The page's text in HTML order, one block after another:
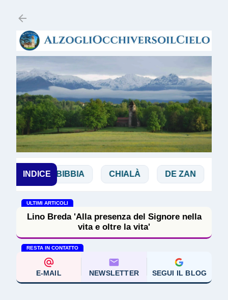
INDICEBIBBIA CHIALÀ DE ZAN
ULTIMI ARTICOLI
Lino Breda 'Alla presenza del Signore nella
vita e oltre la vita'
RESTA IN CONTATTO
E-MAIL NEWSLETTER SEGUI IL BLOG